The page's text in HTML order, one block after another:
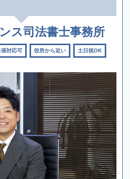
ス司法書士事務所
対応可 役所から近い 土日祝OK